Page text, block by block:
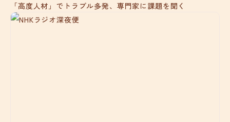
「高度人材」でトラブル多発、専門家に課題を聞く